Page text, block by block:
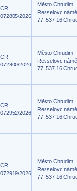
CR
072805/2026
Město Chrudim
Resselovo
77, 537 16
CR
072900/2026
Město Chrudim
Resselovo
77, 537 16
CR
072952/2026
Město Chrudim
Resselovo
77, 537 16
CR
072919/2026
Město Chrudim
Resselovo
77, 537 16